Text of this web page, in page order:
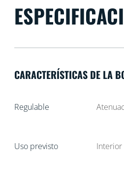
CARACTERÍSTICAS DE LA
Regulable
Uso previsto Interior